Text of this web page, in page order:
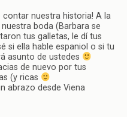
nuestra historia! A la
boda (Barbara se
tus galletas, le dí tus
si ella hable espaniol o si tu
asunto de ustedes
de nuevo por tus
(y ricas
abrazo desde Viena